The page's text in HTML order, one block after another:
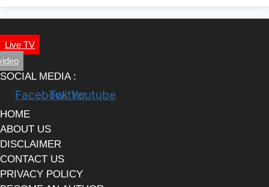
Live TV
SOCIAL MEDIA :
FacebookTwitterYoutube
HOME
ABOUT US
DISCLAIMER
CONTACT US
PRIVACY POLICY